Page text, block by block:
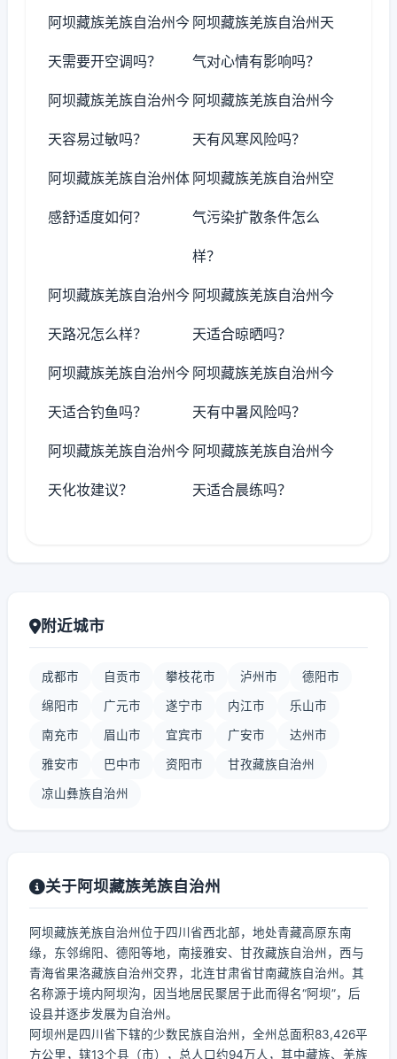
阿坝藏族羌族自治州今
天需要开空调吗？
阿坝藏族羌族自治州天
气对心情有影响吗？
阿坝藏族羌族自治州今
天容易过敏吗？
阿坝藏族羌族自治州今
天有风寒风险吗？
阿坝藏族羌族自治州体
感舒适度如何？
阿坝藏族羌族自治州空
气污染扩散条件怎么
样？
阿坝藏族羌族自治州今
天路况怎么样？
阿坝藏族羌族自治州今
天适合晾晒吗？
阿坝藏族羌族自治州今
天适合钓鱼吗？
阿坝藏族羌族自治州今
天有中暑风险吗？
阿坝藏族羌族自治州今
天化妆建议？
阿坝藏族羌族自治州今
天适合晨练吗？
附近城市
成都市 自贡市 攀枝花市 泸州市 德阳市
绵阳市 广元市 遂宁市 内江市 乐山市
南充市 眉山市 宜宾市 广安市 达州市
雅安市 巴中市 资阳市 甘孜藏族自治州
凉山彝族自治州
关于阿坝藏族羌族自治州
阿坝藏族羌族自治州位于四川省西北部，地处青藏高原东南
缘，东邻绵阳、德阳等地，南接雅安、甘孜藏族自治州，西与
青海省果洛藏族自治州交界，北连甘肃省甘南藏族自治州。其
名称源于境内阿坝沟，因当地居民聚居于此而得名“阿坝”，后
设县并逐步发展为自治州。
阿坝州是四川省下辖的少数民族自治州，全州总面积83,426平
方公里，辖13个县（市），总人口约94万人，其中藏族、羌族